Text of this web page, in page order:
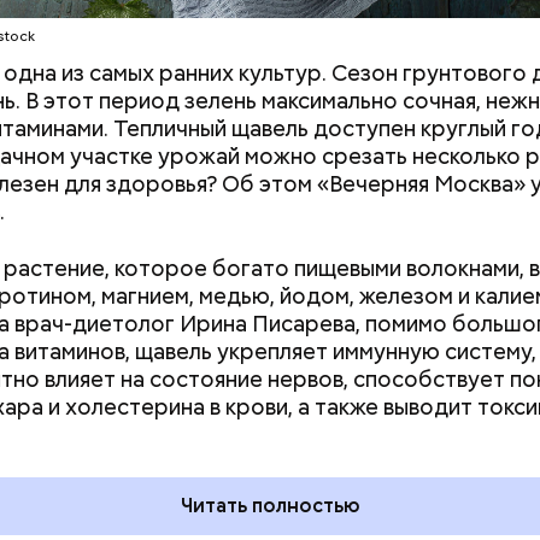
на качелях и
какие
в России
День арбуза и День поцелуев
с зеркалом: какие праздники
августа
из самых ранних культур. Сезон грунтового
В этот период зелень максимально сочная,
Тепличный щавель доступен круглый
участке урожай можно срезать несколько
для здоровья? Об этом «Вечерняя Москва»
которое богато пищевыми волокнами,
магнием, медью, йодом, железом и
врач-диетолог Ирина Писарева, помимо
витаминов, щавель укрепляет иммунную систему,
влияет на состояние нервов, способствует
и холестерина в крови, а также выводит
Читать полностью